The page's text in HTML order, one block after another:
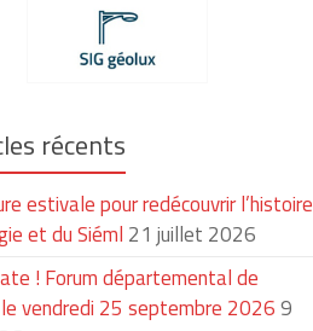
récents
estivale pour redécouvrir l’histoire
et du Siéml 21 juillet 2026
! Forum départemental de
le vendredi 25 septembre 20269